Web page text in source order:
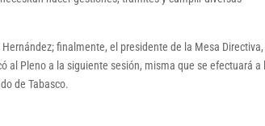
finalmente, el presidente de la Mesa Directiva,
al Pleno a la siguiente sesión, misma que se efectuará a
de Tabasco.